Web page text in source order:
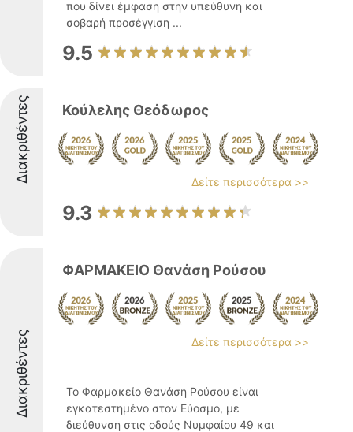
που δίνει έμφαση στην υπεύθυνη και
σοβαρή προσέγγιση ...
9.5
Διακριθέντες Κούλελης Θεόδωρος
Δείτε περισσότερα >>
9.3
Διακριθέντες
ΦΑΡΜΑΚΕΙΟ Θανάση Ρούσου
Δείτε περισσότερα >>
Το Φαρμακείο Θανάση Ρούσου είναι
εγκατεστημένο στον Εύοσμο, με
διεύθυνση στις οδούς Νυμφαίου 49 και